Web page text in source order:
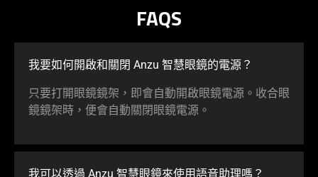
FAQS
我要如何開啟和關閉 Anzu 智慧眼鏡的電源？
只要打開眼鏡鏡架，即會自動開啟眼鏡電源。收合眼
鏡鏡架時，便會自動關閉眼鏡電源。
我可以透過 Anzu 智慧眼鏡來使用語音助理嗎？